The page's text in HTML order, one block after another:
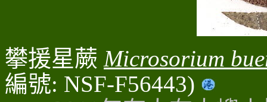
攀援星蕨 Microsorium
編號: NSF-F56443)